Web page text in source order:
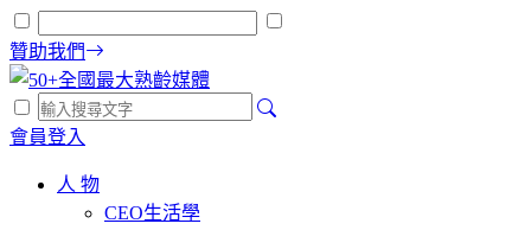
贊助我們
會員登入
人 物
CEO生活學